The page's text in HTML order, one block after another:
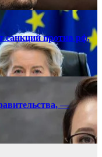
санкций против рф,
—